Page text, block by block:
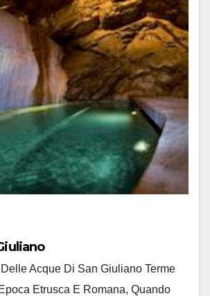
Acque Di San Giuliano Terme
Etrusca E Romana, Quando